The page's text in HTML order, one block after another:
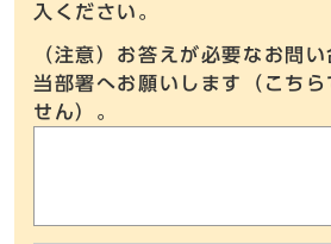
入ください。
（注意）お答えが必要なお問
当部署へお願いします（こち
せん）。